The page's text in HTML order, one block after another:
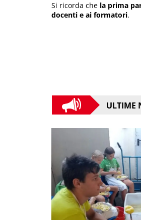
Si ricorda che la prima
docenti e ai formatori.
ULTIME